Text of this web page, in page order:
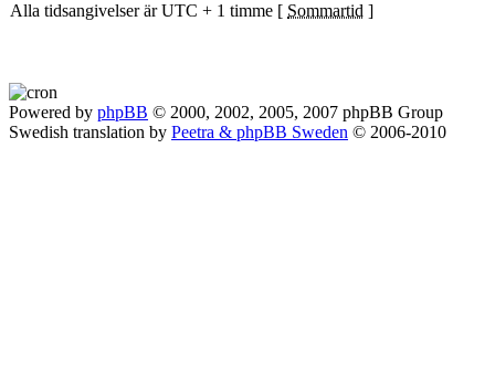
Alla tidsangivelser är UTC + 1 timme [ Sommartid ]
Powered by phpBB © 2000, 2002, 2005, 2007 phpBB Group
Swedish translation by Peetra & phpBB Sweden © 2006-2010